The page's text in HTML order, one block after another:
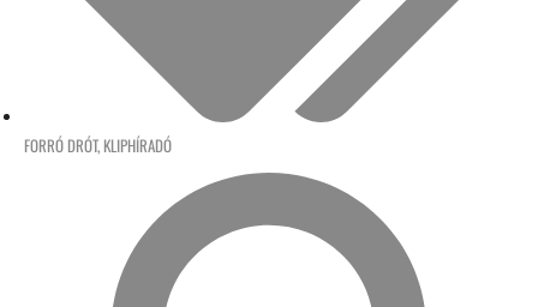
FORRÓ DRÓT, KLIPHÍRADÓ